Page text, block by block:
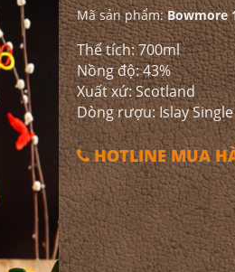
Mã sản phẩm:Bowmore
Thể tích: 700ml
Nồng độ: 43%
Xuất xứ: Scotland
Dòng rượu: Islay
HOTLINE MUA